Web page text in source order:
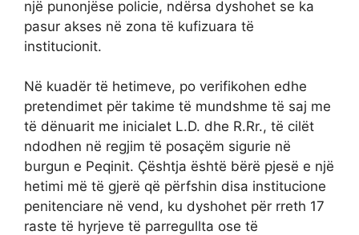
një punonjëse policie, ndërsa dyshohet se ka
pasur akses në zona të kufizuara të
institucionit.
Në kuadër të hetimeve, po verifikohen edhe
pretendimet për takime të mundshme të saj me
të dënuarit me inicialet L.D. dhe R.Rr., të cilët
ndodhen në regjim të posaçëm sigurie në
burgun e Peqinit. Çështja është bërë pjesë e një
hetimi më të gjerë që përfshin disa institucione
penitenciare në vend, ku dyshohet për rreth 17
raste të hyrjeve të parregullta ose të